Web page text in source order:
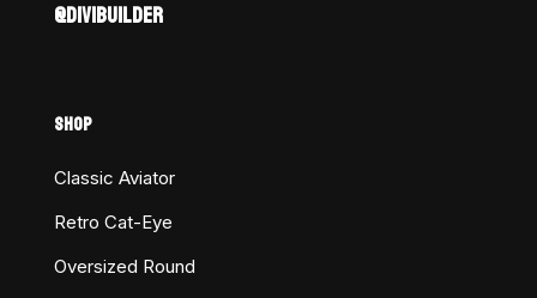
@DIVIBUILDER
SHOP
Classic Aviator
Retro Cat-Eye
Oversized Round